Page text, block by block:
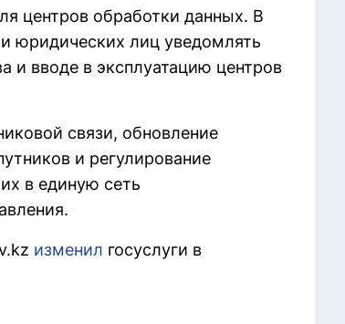
центров обработки данных. В
юридических лиц уведомлять
и вводе в эксплуатацию центров
связи, обновление
и регулирование
в единую сеть
изменил госуслуги в